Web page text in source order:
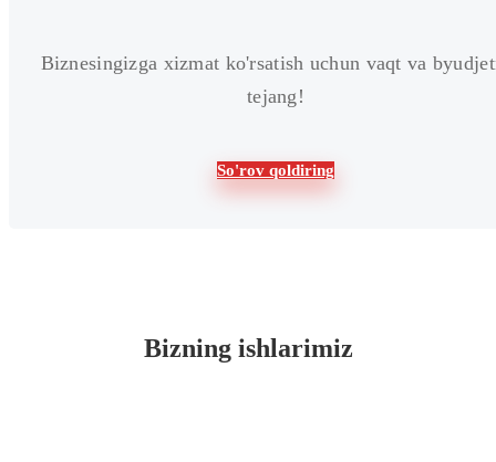
Biznesingizga xizmat ko'rsatish uchun vaqt va
tejang!
So'rov qoldiring
Bizning ishlarimiz